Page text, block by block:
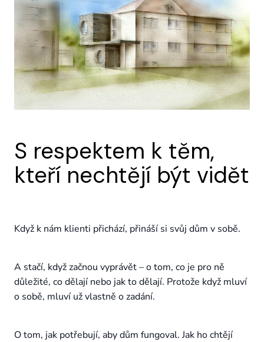
S respektem k těm,
kteří nechtějí být vidět
Když k nám klienti přichází, přináší si svůj dům v sobě.
A stačí, když začnou vyprávět – o tom, co je pro ně
důležité, co dělají nebo jak to dělají. Protože když mluví
o sobě, mluví už vlastně o zadání.
O tom, jak potřebují, aby dům fungoval. Jak ho chtějí